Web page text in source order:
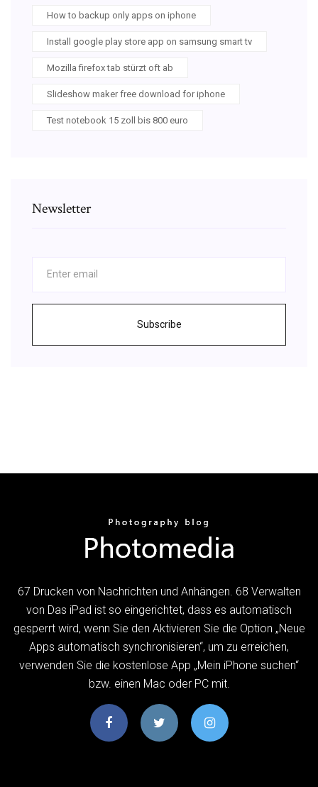
How to backup only apps on iphone
Install google play store app on samsung smart tv
Mozilla firefox tab stürzt oft ab
Slideshow maker free download for iphone
Test notebook 15 zoll bis 800 euro
Newsletter
Subscribe
67 Drucken von Nachrichten und Anhängen. 68 Verwalten
von Das iPad ist so eingerichtet, dass es automatisch
gesperrt wird, wenn Sie den Aktivieren Sie die Option „Neue
Apps automatisch synchronisieren“, um zu erreichen,
verwenden Sie die kostenlose App „Mein iPhone suchen“
bzw. einen Mac oder PC mit.